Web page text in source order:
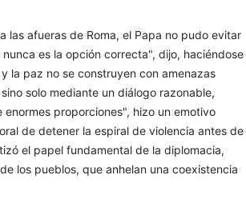
las afueras de Roma, el Papa no pudo evitar
es la opción correcta", dijo, haciéndose
la paz no se construyen con amenazas
solo mediante un diálogo razonable,
proporciones", hizo un emotivo
de detener la espiral de violencia antes de
el papel fundamental de la diplomacia,
los pueblos, que anhelan una coexistencia